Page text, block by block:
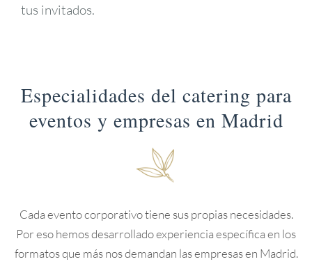
tus invitados.
Especialidades del catering para
eventos y empresas en Madrid
Cada evento corporativo tiene sus propias necesidades.
Por eso hemos desarrollado experiencia específica en los
formatos que más nos demandan las empresas en Madrid.